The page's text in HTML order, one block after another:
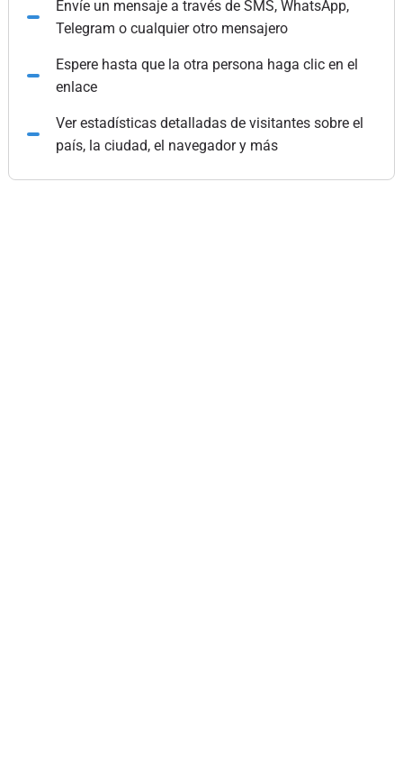
Envíe un mensaje a través de SMS, WhatsApp,
Telegram o cualquier otro mensajero
Espere hasta que la otra persona haga clic en el
enlace
Ver estadísticas detalladas de visitantes sobre el
país, la ciudad, el navegador y más